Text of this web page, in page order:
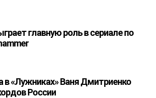
главную роль в сериале по
в «Лужниках» Ваня Дмитриенко
России